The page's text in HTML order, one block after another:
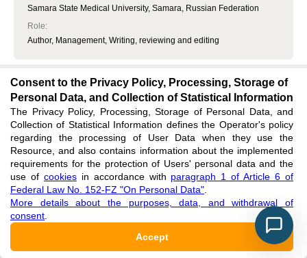
Samara State Medical University, Samara, Russian Federation
Role:
Author, Management, Writing, reviewing and editing
Sidorov Aleksandr Yurevich
Affiliation
Samara State Medical University, Samara, Russian Federation
Role:
Author, Management
Khaliullina Elza Aidarovna
Consent to the Privacy Policy, Processing, Storage of
Personal Data, and Collection of Statistical Information
The Privacy Policy, Processing, Storage of Personal Data, and
Collection of Statistical Information defines the Operator's policy
regarding the processing of User Data when they use the
Resource, and also contains information about the implemented
requirements for the protection of Users' personal data and the
use of cookiesin accordance with paragraph 1 of Article 6 of
Federal Law No. 152-FZ "On Personal Data"
More details about the purposes, data, and withdrawal of
consent
Accept